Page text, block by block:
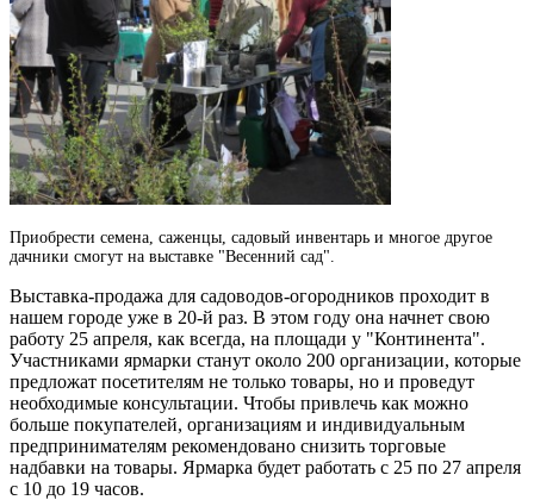
Приобрести семена, саженцы, садовый инвентарь и многое другое
дачники смогут на выставке "Весенний сад".
Выставка-продажа для садоводов-огородников проходит в
нашем городе уже в 20-й раз. В этом году она начнет свою
работу 25 апреля, как всегда, на площади у "Континента".
Участниками ярмарки станут около 200 организации, которые
предложат посетителям не только товары, но и проведут
необходимые консультации. Чтобы привлечь как можно
больше покупателей, организациям и индивидуальным
предпринимателям рекомендовано снизить торговые
надбавки на товары. Ярмарка будет работать с 25 по 27 апреля
с 10 до 19 часов.